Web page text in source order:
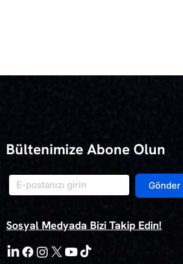
Bültenimize Abone Olun
Gönder
Sosyal Medyada Bizi Takip Edin!